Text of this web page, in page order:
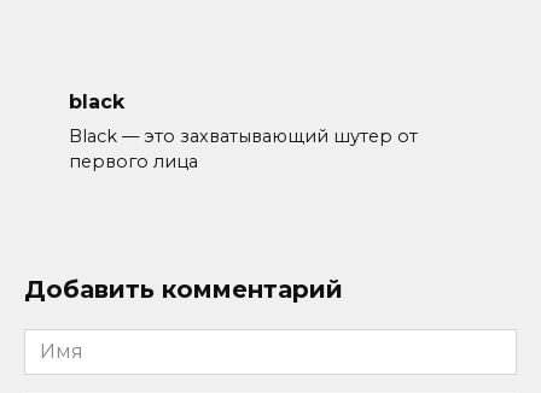
black
Black — это захватывающий шутер от
первого лица
Добавить комментарий
Имя
*